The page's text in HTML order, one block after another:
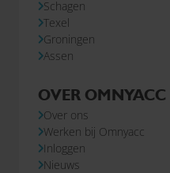
Schagen
Texel
Groningen
Assen
OVER OMNYACC
Over ons
Werken bij Omnyacc
Inloggen
Nieuws